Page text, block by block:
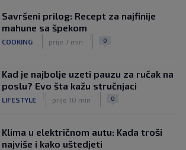
Savršeni prilog: Recept za najfinije
mahune sa špekom
COOKING prije 7 min 0
Kad je najbolje uzeti pauzu za ručak na
poslu? Evo šta kažu stručnjaci
LIFESTYLE prije 10 min 0
Klima u električnom autu: Kada troši
najviše i kako uštedjeti